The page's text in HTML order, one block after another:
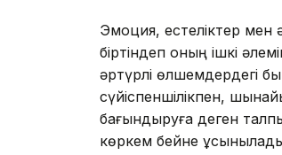
Эмоция, естеліктер мен
біртіндеп оның ішкі
әртүрлі өлшемдердегі
сүйіспеншілікпен,
бағындыруға деген
көркем бейне